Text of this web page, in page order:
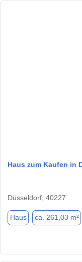
Haus zum Kaufen in
Düsseldorf, 40227
Haus ca. 261,03 m²